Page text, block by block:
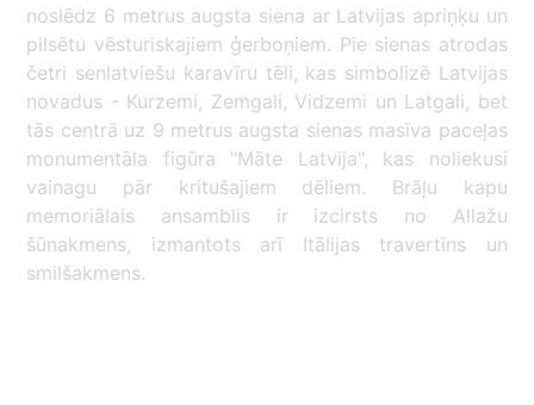
noslēdz 6 metrus augsta siena ar Latvijas apriņķu un
pilsētu vēsturiskajiem ģerboņiem. Pie sienas atrodas
četri senlatviešu karavīru tēli, kas simbolizē Latvijas
novadus - Kurzemi, Zemgali, Vidzemi un Latgali, bet
tās centrā uz 9 metrus augsta sienas masīva paceļas
monumentāla figūra "Māte Latvija", kas noliekusi
vainagu pār kritušajiem dēliem. Brāļu kapu
memoriālais ansamblis ir izcirsts no Allažu
šūnakmens, izmantots arī Itālijas travertīns un
smilšakmens.